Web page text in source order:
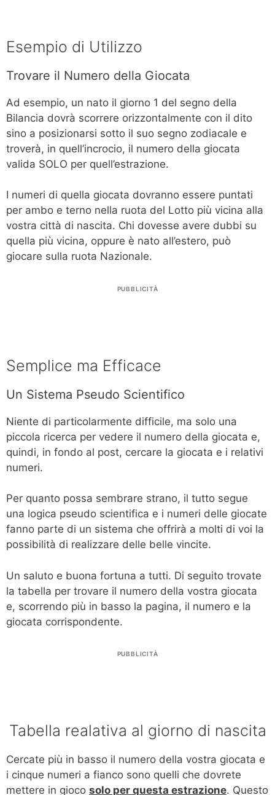
Esempio di Utilizzo
Trovare il Numero della Giocata
Ad esempio, un nato il giorno 1 del segno della
Bilancia dovrà scorrere orizzontalmente con il dito
sino a posizionarsi sotto il suo segno zodiacale e
troverà, in quell’incrocio, il numero della giocata
valida SOLO per quell’estrazione.
I numeri di quella giocata dovranno essere puntati
per ambo e terno nella ruota del Lotto più vicina alla
vostra città di nascita. Chi dovesse avere dubbi su
quella più vicina, oppure è nato all’estero, può
giocare sulla ruota Nazionale.
PUBBLICITÀ
Semplice ma Efficace
Un Sistema Pseudo Scientifico
Niente di particolarmente difficile, ma solo una
piccola ricerca per vedere il numero della giocata e,
quindi, in fondo al post, cercare la giocata e i relativi
numeri.
Per quanto possa sembrare strano, il tutto segue
una logica pseudo scientifica e i numeri delle giocate
fanno parte di un sistema che offrirà a molti di voi la
possibilità di realizzare delle belle vincite.
Un saluto e buona fortuna a tutti. Di seguito trovate
la tabella per trovare il numero della vostra giocata
e, scorrendo più in basso la pagina, il numero e la
giocata corrispondente.
PUBBLICITÀ
Tabella realativa al giorno di nascita
Cercate più in basso il numero della vostra giocata e
i cinque numeri a fianco sono quelli che dovrete
mettere in gioco solo per questa estrazione. Questo